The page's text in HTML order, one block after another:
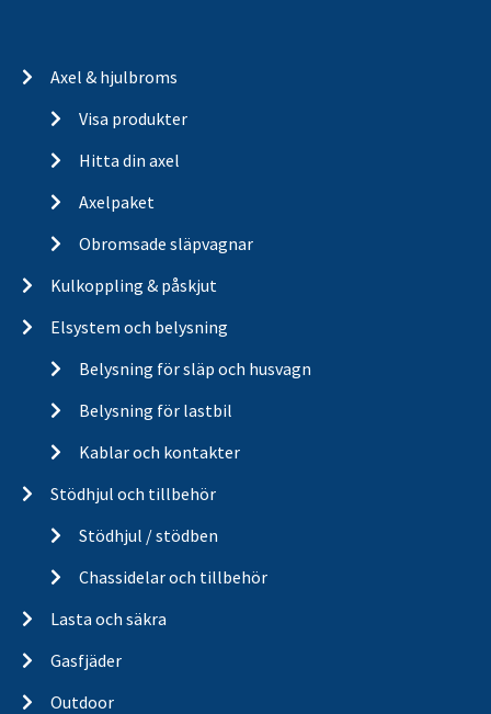
Axel & hjulbroms
Visa produkter
Hitta din axel
Axelpaket
Obromsade släpvagnar
Kulkoppling & påskjut
Elsystem och belysning
Belysning för släp och husvagn
Belysning för lastbil
Kablar och kontakter
Stödhjul och tillbehör
Stödhjul / stödben
Chassidelar och tillbehör
Lasta och säkra
Gasfjäder
Outdoor